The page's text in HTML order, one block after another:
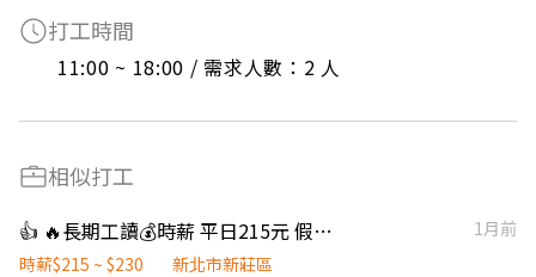
打工時間
11:00 ~ 18:00 / 需求人數：2 人
相似打工
👍 🔥長期工讀💰時薪 平日215元 假日230元【壽司郎💥新莊中平店】🎉學生打工
1月前
時薪$215 ~ $230
新北市新莊區